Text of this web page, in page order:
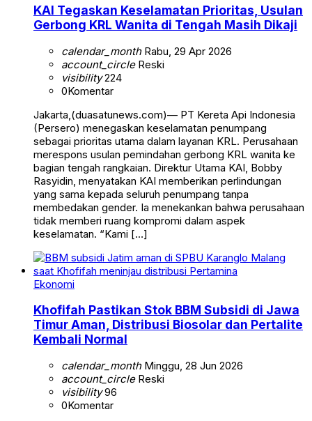
KAI Tegaskan Keselamatan Prioritas, Usulan
Gerbong KRL Wanita di Tengah Masih Dikaji
calendar_monthRabu, 29 Apr 2026
account_circleReski
visibility224
0Komentar
Jakarta,(duasatunews.com)— PT Kereta Api Indonesia
(Persero) menegaskan keselamatan penumpang
sebagai prioritas utama dalam layanan KRL. Perusahaan
merespons usulan pemindahan gerbong KRL wanita ke
bagian tengah rangkaian. Direktur Utama KAI, Bobby
Rasyidin, menyatakan KAI memberikan perlindungan
yang sama kepada seluruh penumpang tanpa
membedakan gender. Ia menekankan bahwa perusahaan
tidak memberi ruang kompromi dalam aspek
keselamatan. “Kami […]
Ekonomi
Khofifah Pastikan Stok BBM Subsidi di Jawa
Timur Aman, Distribusi Biosolar dan Pertalite
Kembali Normal
calendar_monthMinggu, 28 Jun 2026
account_circleReski
visibility96
0Komentar